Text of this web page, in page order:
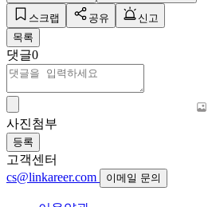
스크랩 공유
신고
목록
댓글0
사진첨부
등록
고객센터
cs@linkareer.com
이메일 문의